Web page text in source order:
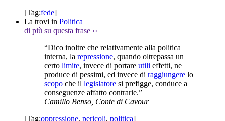
[Tag:fede]
La trovi in Politica
di più su questa frase ››
“Dico inoltre che relativamente alla politica
interna, la repressione, quando oltrepassa un
certo limite, invece di portare utili effetti, ne
produce di pessimi, ed invece di raggiungere lo
scopo che il legislatore si prefigge, conduce a
conseguenze affatto contrarie.”
Camillo Benso, Conte di Cavour
[Tag:oppressione, pericoli, politica]